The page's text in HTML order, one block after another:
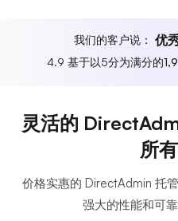
我们的客户说： 优
4.9 基于以5分为满分的
灵活的
所
价格实惠的 DirectAdmin 托
强大的性能和可